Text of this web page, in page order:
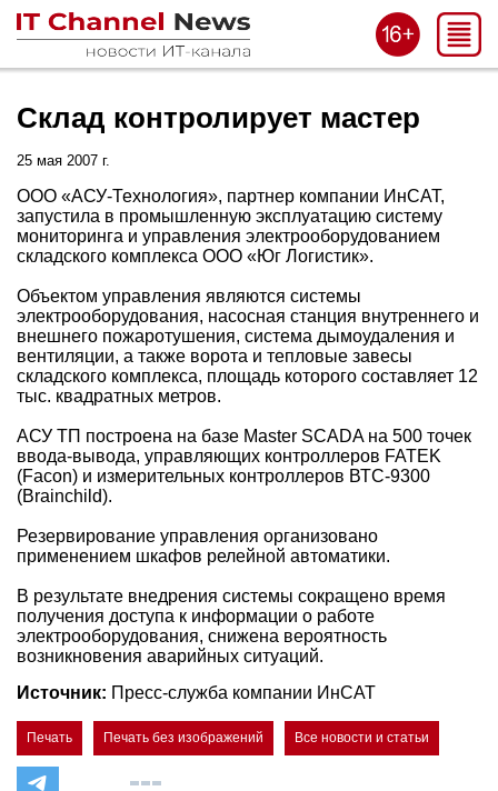
Склад контролирует мастер
25 мая 2007 г.
ООО «АСУ-Технология», партнер компании ИнСАТ,
запустила в промышленную эксплуатацию систему
мониторинга и управления электрооборудованием
складского комплекса ООО «Юг Логистик».
Объектом управления являются системы
электрооборудования, насосная станция внутреннего и
внешнего пожаротушения, система дымоудаления и
вентиляции, а также ворота и тепловые завесы
складского комплекса, площадь которого составляет 12
тыс. квадратных метров.
АСУ ТП построена на базе Master SCADA на 500 точек
ввода-вывода, управляющих контроллеров FATEK
(Facon) и измерительных контроллеров ВТС-9300
(Brainchild).
Резервирование управления организовано
применением шкафов релейной автоматики.
В результате внедрения системы сокращено время
получения доступа к информации о работе
электрооборудования, снижена вероятность
возникновения аварийных ситуаций.
Источник: Пресс-служба компании ИнСАТ
Печать Печать без изображений Все новости и статьи